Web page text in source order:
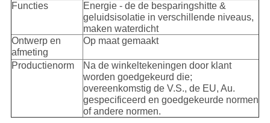
Functies
Energie - de de besparingshitte &
geluidsisolatie in verschillende niveaus,
maken waterdicht
Ontwerp en
afmeting
Op maat gemaakt
Productienorm
Na de winkeltekeningen door klant
worden goedgekeurd die;
overeenkomstig de V.S., de EU, Au.
gespecificeerd en goedgekeurde normen
of andere normen.